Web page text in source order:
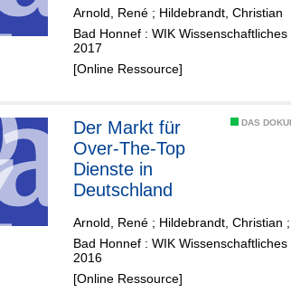
Arnold, René ; Hildebrandt, Christian
Bad Honnef : WIK
2017
[Online Ressource]
DAS
Der Markt für
Over-The-Top
Dienste in
Deutschland
Arnold, René ; Hildebrandt, Christian ;
Bad Honnef : WIK
2016
[Online Ressource]